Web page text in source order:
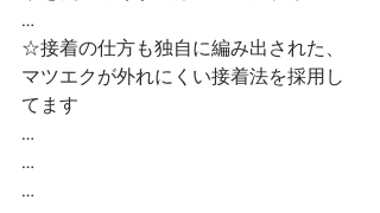
…
☆接着の仕方も独自に編み出された、
マツエクが外れにくい接着法を採用し
てます
…
…
…